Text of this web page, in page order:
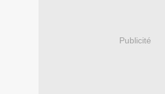
Publicité